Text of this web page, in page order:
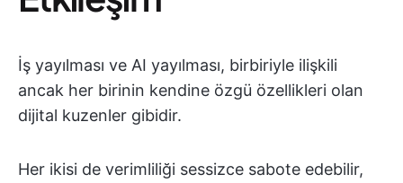
İş yayılması ve AI yayılması, birbiriyle ilişkili
ancak her birinin kendine özgü özellikleri olan
dijital kuzenler gibidir.
Her ikisi de verimliliği sessizce sabote edebilir,